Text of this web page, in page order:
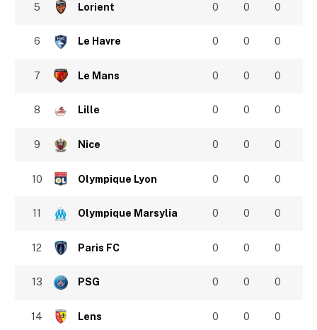
5 Lorient 0 0 0
6 Le Havre 0 0 0
7 Le Mans 0 0 0
8 Lille 0 0 0
9 Nice 0 0 0
10 Olympique Lyon 0 0 0
11 Olympique Marsylia 0 0 0
12 Paris FC 0 0 0
13 PSG 0 0 0
14 Lens 0 0 0